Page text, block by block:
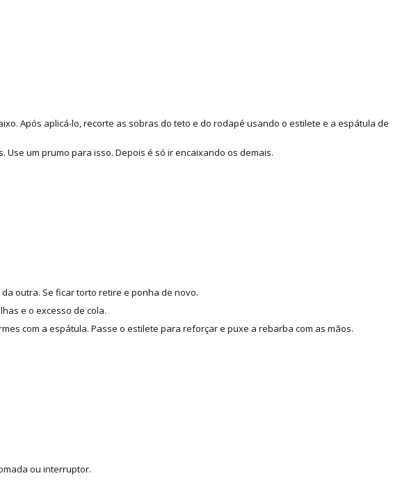
Após aplicá-lo, recorte as sobras do teto e do rodapé usando o estilete e a espátula de
um prumo para isso. Depois é só ir encaixando os demais.
outra. Se ficar torto retire e ponha de novo.
e o excesso de cola.
com a espátula. Passe o estilete para reforçar e puxe a rebarba com as mãos.
ou interruptor.